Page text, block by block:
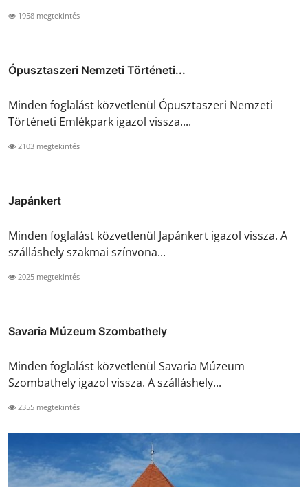
1958 megtekintés
Ópusztaszeri Nemzeti Történeti...
Minden foglalást közvetlenül Ópusztaszeri Nemzeti
Történeti Emlékpark igazol vissza....
2103 megtekintés
Japánkert
Minden foglalást közvetlenül Japánkert igazol vissza. A
szálláshely szakmai színvona...
2025 megtekintés
Savaria Múzeum Szombathely
Minden foglalást közvetlenül Savaria Múzeum
Szombathely igazol vissza. A szálláshely...
2355 megtekintés